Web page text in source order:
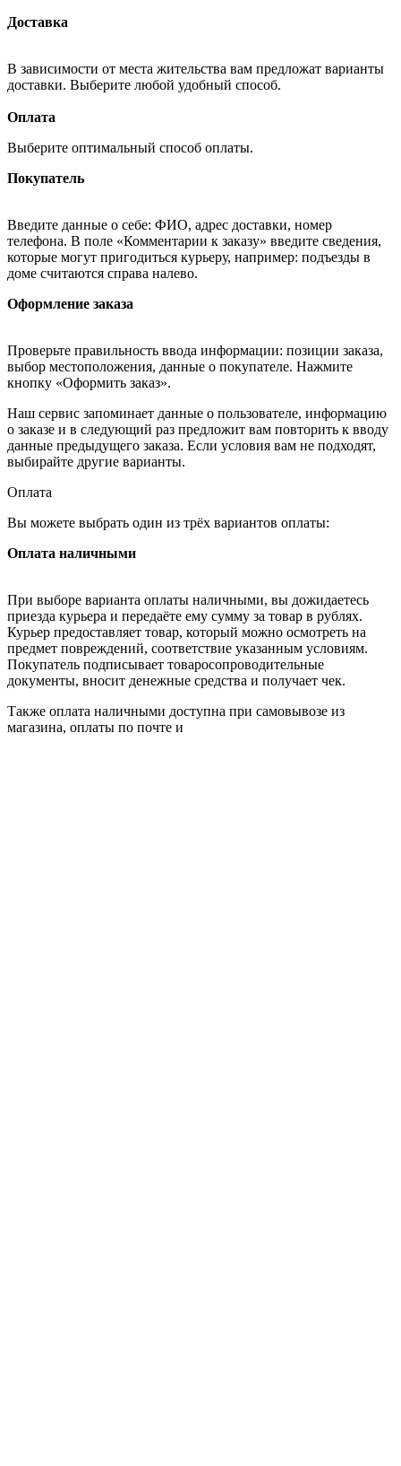
Доставка
В зависимости от места жительства вам предложат варианты
доставки. Выберите любой удобный способ.
Оплата
Выберите оптимальный способ оплаты.
Покупатель
Введите данные о себе: ФИО, адрес доставки, номер
телефона. В поле «Комментарии к заказу» введите сведения,
которые могут пригодиться курьеру, например: подъезды в
доме считаются справа налево.
Оформление заказа
Проверьте правильность ввода информации: позиции заказа,
выбор местоположения, данные о покупателе. Нажмите
кнопку «Оформить заказ».
Наш сервис запоминает данные о пользователе, информацию
о заказе и в следующий раз предложит вам повторить к вводу
данные предыдущего заказа. Если условия вам не подходят,
выбирайте другие варианты.
Оплата
Вы можете выбрать один из трёх вариантов оплаты:
Оплата наличными
При выборе варианта оплаты наличными, вы дожидаетесь
приезда курьера и передаёте ему сумму за товар в рублях.
Курьер предоставляет товар, который можно осмотреть на
предмет повреждений, соответствие указанным условиям.
Покупатель подписывает товаросопроводительные
документы, вносит денежные средства и получает чек.
Также оплата наличными доступна при самовывозе из
магазина, оплаты по почте и